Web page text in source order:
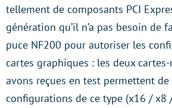
tellement de composants PCI
génération qu’il n’a pas besoin de
puce NF200 pour autoriser les
cartes graphiques : les deux
avons reçues en test permettent
configurations de ce type (x16 / x8